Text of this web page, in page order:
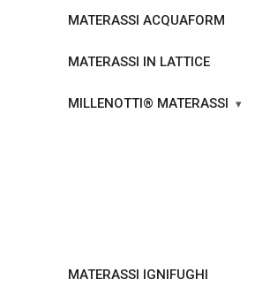
MATERASSI ACQUAFORM
MATERASSI IN LATTICE
MILLENOTTI® MATERASSI
MATERASSI IGNIFUGHI